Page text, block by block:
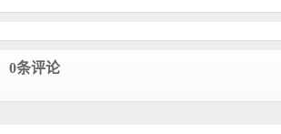
0条评论